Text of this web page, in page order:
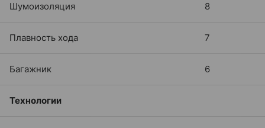
Шумоизоляция 8
Плавность хода 7
Багажник 6
Технологии